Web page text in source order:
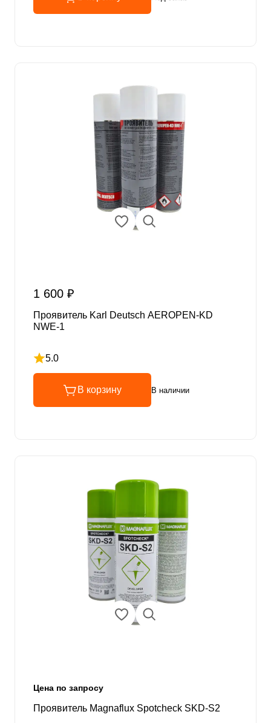
1 600 ₽
Проявитель Karl Deutsch AEROPEN-KD
NWE-1
5.0
Рейтинг 5 из 5
В корзину В наличии
Цена по запросу
Проявитель Magnaflux Spotcheсk SKD-S2